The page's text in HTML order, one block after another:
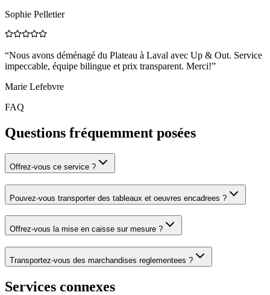
Sophie Pelletier
“Nous avons déménagé du Plateau à Laval avec Up & Out. Service
impeccable, équipe bilingue et prix transparent. Merci!”
Marie Lefebvre
FAQ
Questions fréquemment posées
Offrez-vous ce service ?
Pouvez-vous transporter des tableaux et oeuvres encadrees ?
Offrez-vous la mise en caisse sur mesure ?
Transportez-vous des marchandises reglementees ?
Services connexes